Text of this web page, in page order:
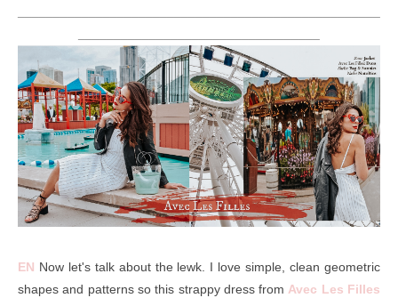
EN Now let's talk about the lewk. I love simple, clean geometric
shapes and patterns so this strappy dress from Avec Les Filles